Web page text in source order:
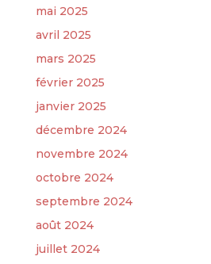
mai 2025
avril 2025
mars 2025
février 2025
janvier 2025
décembre 2024
novembre 2024
octobre 2024
septembre 2024
août 2024
juillet 2024